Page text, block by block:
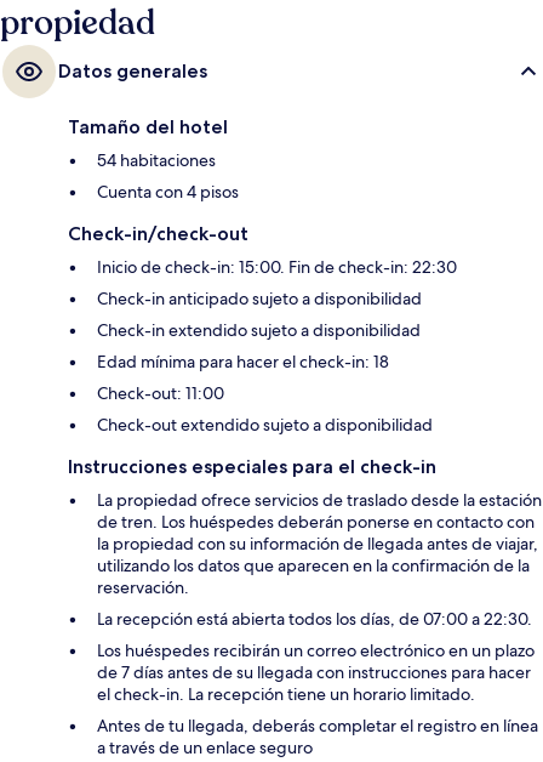
propiedad
Datos generales
Tamaño del hotel
54 habitaciones
Cuenta con 4 pisos
Check-in/check-out
Inicio de check-in: 15:00. Fin de check-in: 22:30
Check-in anticipado sujeto a disponibilidad
Check-in extendido sujeto a disponibilidad
Edad mínima para hacer el check-in: 18
Check-out: 11:00
Check-out extendido sujeto a disponibilidad
Instrucciones especiales para el check-in
La propiedad ofrece servicios de traslado desde la estación
de tren. Los huéspedes deberán ponerse en contacto con
la propiedad con su información de llegada antes de viajar,
utilizando los datos que aparecen en la confirmación de la
reservación.
La recepción está abierta todos los días, de 07:00 a 22:30.
Los huéspedes recibirán un correo electrónico en un plazo
de 7 días antes de su llegada con instrucciones para hacer
el check-in. La recepción tiene un horario limitado.
Antes de tu llegada, deberás completar el registro en línea
a través de un enlace seguro